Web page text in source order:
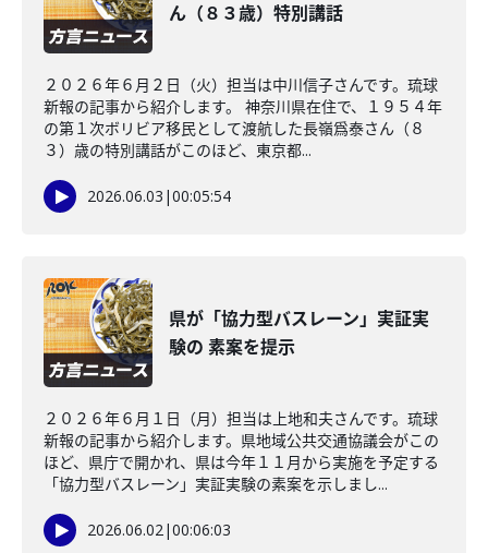
ん（８３歳）特別講話
２０２６年６月２日（火）担当は中川信子さんです。琉球
新報の記事から紹介します。 神奈川県在住で、１９５４年
の第１次ボリビア移民として渡航した長嶺爲泰さん（８
３）歳の特別講話がこのほど、東京都...
2026.06.03 |00:05:54
県が「協力型バスレーン」実証実
験の 素案を提示
２０２６年６月１日（月）担当は上地和夫さんです。琉球
新報の記事から紹介します。県地域公共交通協議会がこの
ほど、県庁で開かれ、県は今年１１月から実施を予定する
「協力型バスレーン」実証実験の素案を示しまし...
2026.06.02|00:06:03